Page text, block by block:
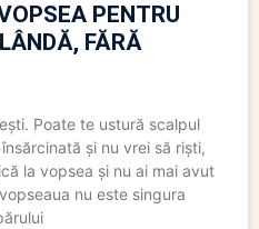
PENTRU
FĂRĂ
Poate te ustură scalpul
și nu vrei să riști,
la vopsea și nu ai mai avut
nu este singura